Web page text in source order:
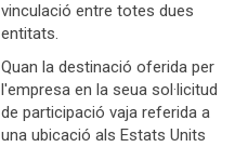
vinculació entre totes dues
entitats.
Quan la destinació oferida per
l'empresa en la seua sol·licitud
de participació vaja referida a
una ubicació als Estats Units